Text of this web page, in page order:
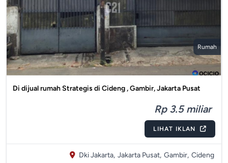
Rumah
Di dijual rumah Strategis di Cideng , Gambir, Jakarta Pusat
Rp 3.5 miliar
LIHAT IKLAN
Dki Jakarta, Jakarta Pusat, Gambir, Cideng